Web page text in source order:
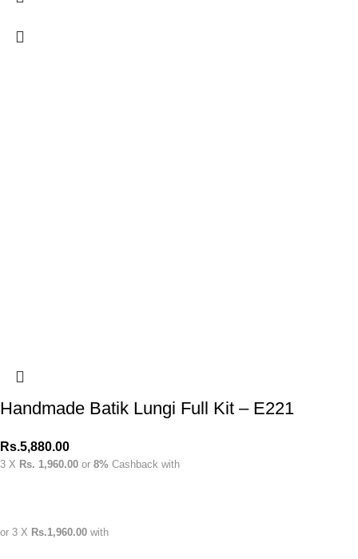
Handmade Batik Lungi Full Kit – E221
Rs.5,880.00
3 X Rs. 1,960.00 or 8% Cashback with
or 3 X Rs.1,960.00 with